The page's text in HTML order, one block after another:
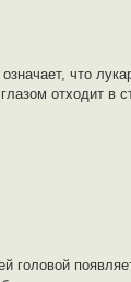
что
отходит в
головой